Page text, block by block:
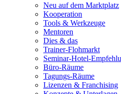
Neu auf dem Marktplatz
Kooperation
Tools & Werkzeuge
Mentoren
Dies & das
Trainer-Flohmarkt
Seminar-Hotel-
Büro-Räume
Tagungs-Räume
Lizenzen & Franchising